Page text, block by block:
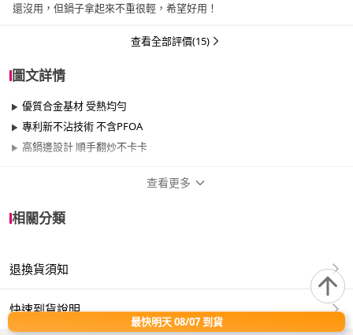
還沒用，但鍋子拿起來不重很輕，希望好用！
查看全部評價(15)
圖文詳情
優質合金基材 受熱均勻
專利新不沾技術 不含PFOA
高鍋邊設計 順手翻炒不卡卡
尺寸
材質 其他合金
查看更多
相關分類
退換貨須知
快速到貨說明
最快明天 08/07 到貨